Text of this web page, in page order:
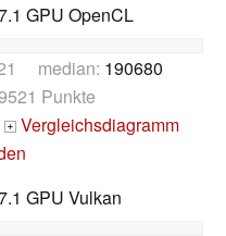
GPU OpenCL
median: 190680
Punkte
+
Vergleichsdiagramm
GPU Vulkan